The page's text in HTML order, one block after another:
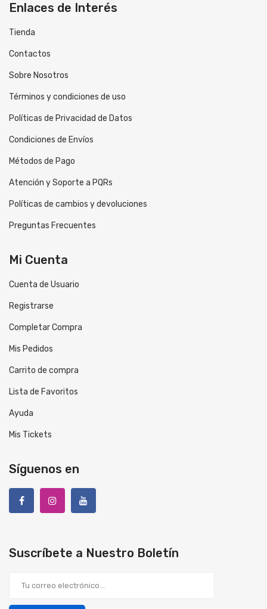
Enlaces de Interés
Tienda
Contactos
Sobre Nosotros
Términos y condiciones de uso
Políticas de Privacidad de Datos
Condiciones de Envíos
Métodos de Pago
Atención y Soporte a PQRs
Políticas de cambios y devoluciones
Preguntas Frecuentes
Mi Cuenta
Cuenta de Usuario
Registrarse
Completar Compra
Mis Pedidos
Carrito de compra
Lista de Favoritos
Ayuda
Mis Tickets
Síguenos en
Suscríbete a Nuestro Boletín